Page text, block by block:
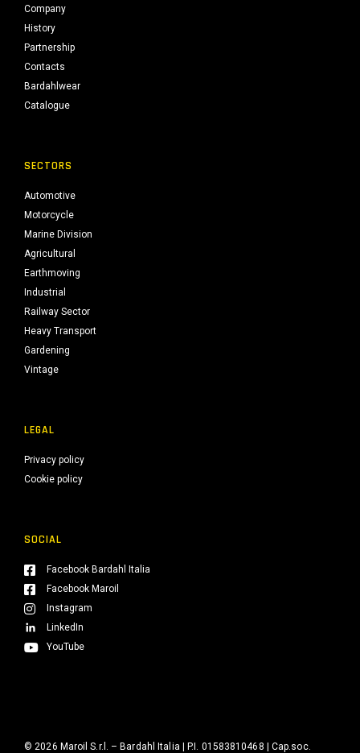
Company
History
Partnership
Contacts
Bardahlwear
Catalogue
SECTORS
Automotive
Motorcycle
Marine Division
Agricultural
Earthmoving
Industrial
Railway Sector
Heavy Transport
Gardening
Vintage
LEGAL
Privacy policy
Cookie policy
SOCIAL
Facebook Bardahl Italia
Facebook Maroil
Instagram
LinkedIn
YouTube
© 2026 Maroil S.r.l. – Bardahl Italia | P.I. 01583810468 | Cap.soc.